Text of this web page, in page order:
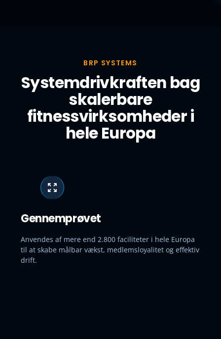
BRP SYSTEMS
Systemdrivkraften bag
skalerbare
fitnessvirksomheder i
hele Europa
Gennemprøvet
Anvendes af mere end 2.800 faciliteter i hele Europa
til at skabe målbar vækst, medlemsloyalitet og effektiv
drift.